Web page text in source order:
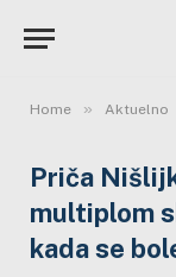
Home » Aktuelno
Priča
multiplom
kada se